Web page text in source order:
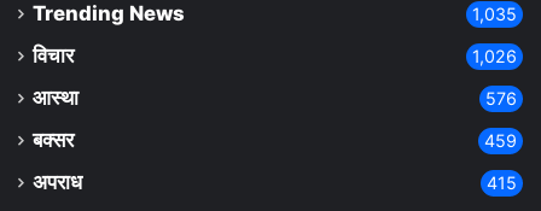
Trending News 1,035
विचार 1,026
आस्था 576
बक्सर 459
अपराध 415